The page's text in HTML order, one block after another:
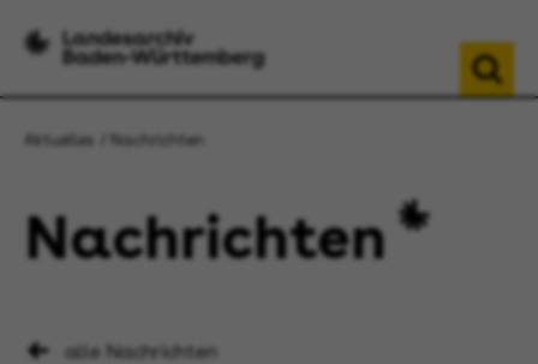
Aktuelles Nachrichten
Nachrichten
alle Nachrichten